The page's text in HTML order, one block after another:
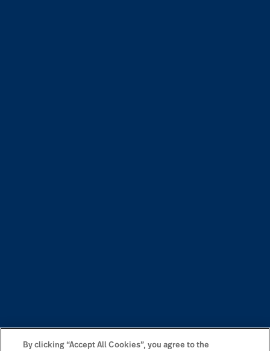
By clicking “Accept All Cookies”, you agree to the